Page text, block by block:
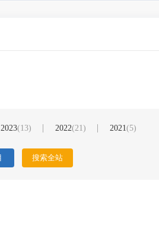
2023(13) 2022(21) 2021(5)